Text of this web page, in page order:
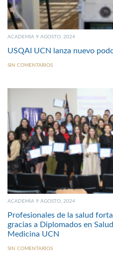
ACADEMIA 9 AGOSTO, 2024
USQAI UCN lanza nuevo
SIN COMENTARIOS
ACADEMIA 9 AGOSTO, 2024
Profesionales de la salud
gracias a Diplomados en
Medicina UCN
SIN COMENTARIOS